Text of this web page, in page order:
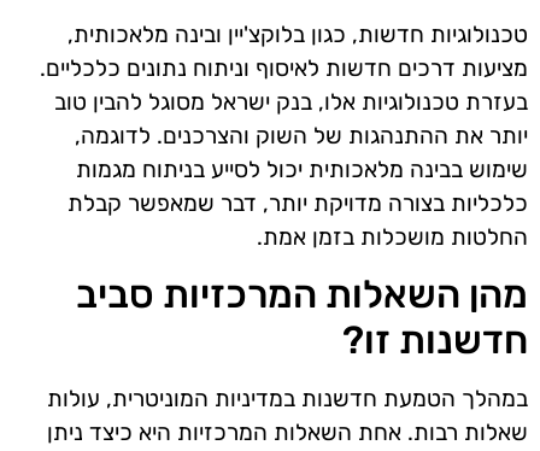
טכנולוגיות חדשות, כגון בלוקצ'יין ובינה מלאכותית,
מציעות דרכים חדשות לאיסוף וניתוח נתונים כלכליים.
בעזרת טכנולוגיות אלו, בנק ישראל מסוגל להבין טוב
יותר את ההתנהגות של השוק והצרכנים. לדוגמה,
שימוש בבינה מלאכותית יכול לסייע בניתוח מגמות
כלכליות בצורה מדויקת יותר, דבר שמאפשר קבלת
החלטות מושכלות בזמן אמת.
מהן השאלות המרכזיות סביב
חדשנות זו?
במהלך הטמעת חדשנות במדיניות המוניטרית, עולות
שאלות רבות. אחת השאלות המרכזיות היא כיצד ניתן